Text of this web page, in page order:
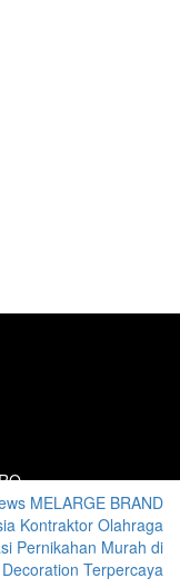
MELARGE BRAND
Kontraktor Olahraga
Pernikahan Murah di
Terpercaya